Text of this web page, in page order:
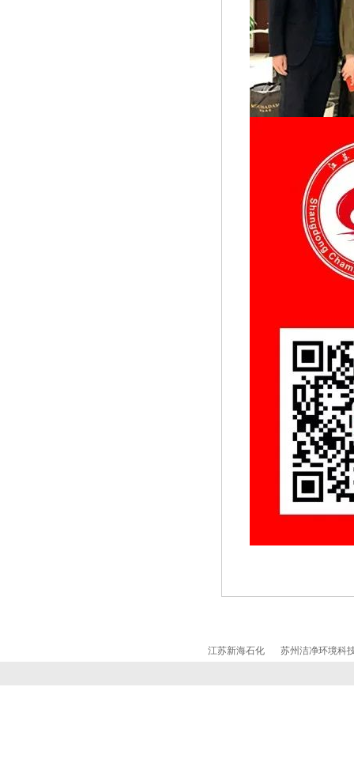
江苏新海石化 苏州洁净环境科